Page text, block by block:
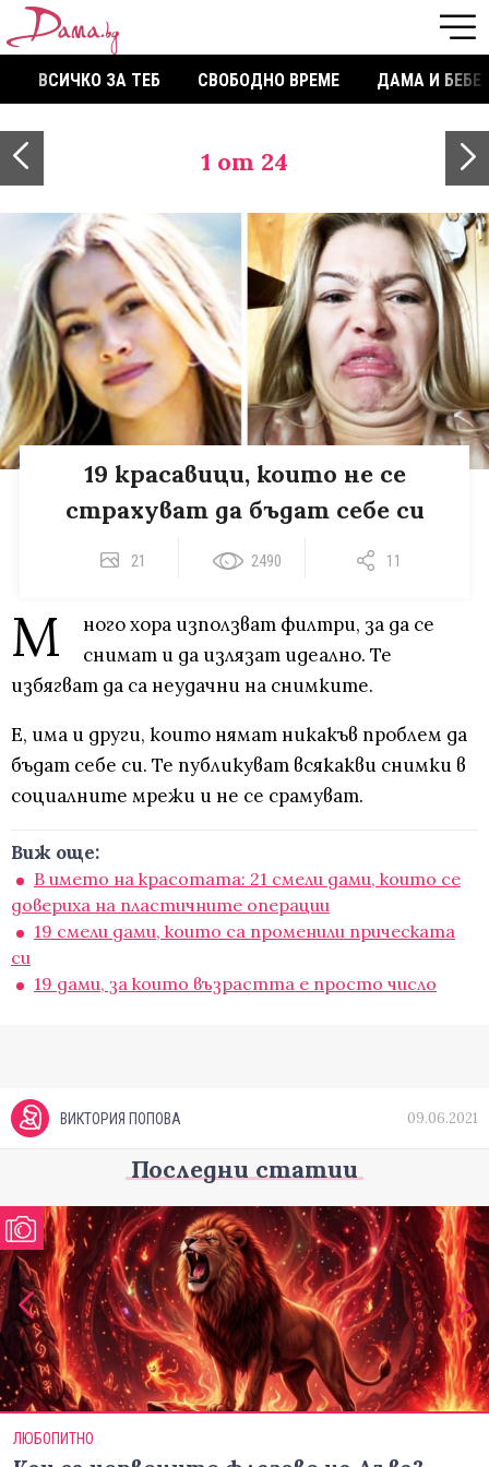
ВСИЧКО ЗА ТЕБ СВОБОДНО ВРЕМЕ ДАМА И БЕБЕ
1 от 24
19 красавици, които не се
страхуват да бъдат себе си
21 2490 11
М
ного хора използват филтри, за да се
снимат и да излязат идеално. Те
избягват да са неудачни на снимките.
Е, има и други, които нямат никакъв проблем да
бъдат себе си. Те публикуват всякакви снимки в
социалните мрежи и не се срамуват.
Виж още:
В името на красотата: 21 смели дами, които се
довериха на пластичните операции
19 смели дами, които са променили прическата
си
19 дами, за които възрастта е просто число
ВИКТОРИЯ ПОПОВА 09.06.2021
Последни статии
ЛЮБОПИТНО